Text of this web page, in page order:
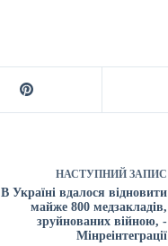
НАСТУПНИЙ ЗАПИС
В Україні вдалося відновити
майже 800 медзакладів,
зруйнованих війною, -
Мінреінтеграції